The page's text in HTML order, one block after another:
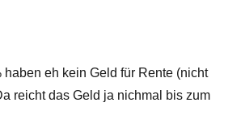
haben eh kein Geld für Rente (nicht
reicht das Geld ja nichmal bis zum